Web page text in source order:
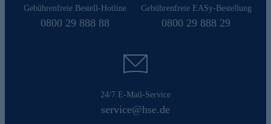
Gebührenfreie Bestell-Hotline
0800 29 888 88
Gebührenfreie EASy-Bestellung
0800 29 888 29
24/7 E-Mail-Service
service@hse.de